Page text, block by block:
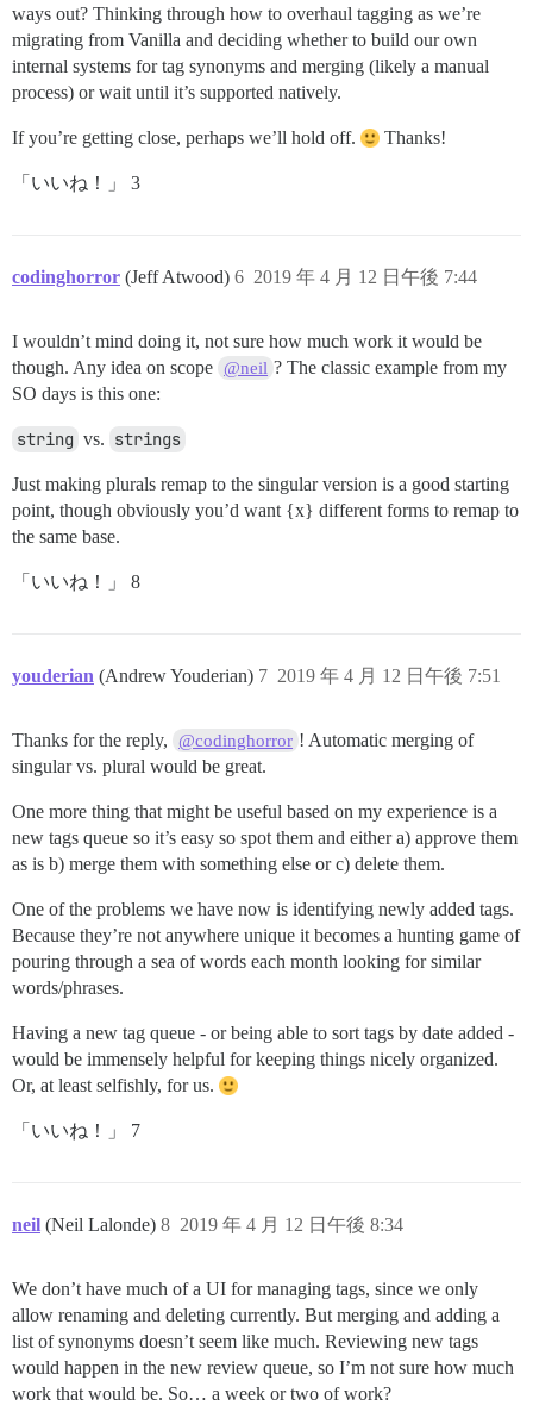
ways out? Thinking through how to overhaul tagging as we’re
migrating from Vanilla and deciding whether to build our own
internal systems for tag synonyms and merging (likely a manual
process) or wait until it’s supported natively.
If you’re getting close, perhaps we’ll hold off. Thanks!
「いいね！」 3
codinghorror (Jeff Atwood) 2019 年 4 月 12 日午後 7:44
6
I wouldn’t mind doing it, not sure how much work it would be
though. Any idea on scope @neil ? The classic example from my
SO days is this one:
string vs. strings
Just making plurals remap to the singular version is a good starting
point, though obviously you’d want {x} different forms to remap to
the same base.
「いいね！」 8
youderian (Andrew Youderian) 2019 年 4 月 12 日午後 7:51
7
Thanks for the reply, @codinghorror ! Automatic merging of
singular vs. plural would be great.
One more thing that might be useful based on my experience is a
new tags queue so it’s easy so spot them and either a) approve them
as is b) merge them with something else or c) delete them.
One of the problems we have now is identifying newly added tags.
Because they’re not anywhere unique it becomes a hunting game of
pouring through a sea of words each month looking for similar
words/phrases.
Having a new tag queue - or being able to sort tags by date added -
would be immensely helpful for keeping things nicely organized.
Or, at least selfishly, for us.
「いいね！」 7
neil (Neil Lalonde) 2019 年 4 月 12 日午後 8:34
8
We don’t have much of a UI for managing tags, since we only
allow renaming and deleting currently. But merging and adding a
list of synonyms doesn’t seem like much. Reviewing new tags
would happen in the new review queue, so I’m not sure how much
work that would be. So… a week or two of work?